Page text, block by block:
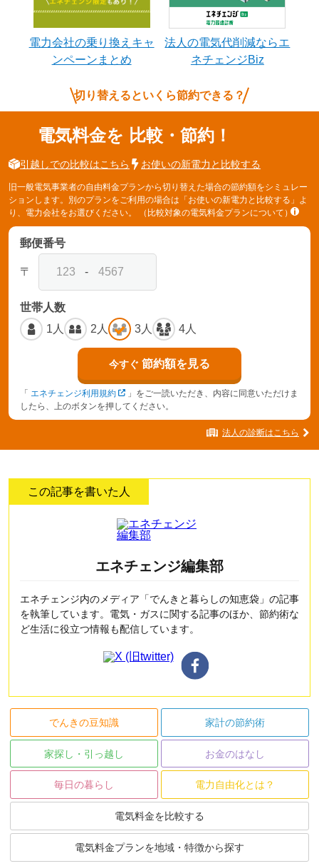
電力会社の乗り換えキャ
ンペーンまとめ
法人の電気代削減ならエ
ネチェンジBiz
切り替えるといくら節約できる？
電気料金を 比較・節約！
引越しでの比較はこちら お使いの新電力と比較する
旧一般電気事業者の自由料金プランから切り替えた場合の節約額をシミュレー
ションします。別のプランをご利用の場合は「お使いの新電力と比較する」よ
り、電力会社をお選びください。
（比較対象の電気料金プランについて）
郵便番号
〒 -
世帯人数
1人
2人 3人 4人
今すぐ 節約額を見る
「 エネチェンジ利用規約
」をご一読いただき、内容に同意いただけま
したら、上のボタンを押してください。
法人の診断はこちら
この記事を書いた人
エネチェンジ編集部
エネチェンジ内のメディア「でんきと暮らしの知恵袋」の記事
を執筆しています。電気・ガスに関する記事のほか、節約術な
ど生活に役立つ情報も配信しています。
でんきの豆知識 家計の節約術
家探し・引っ越し お金のはなし
毎日の暮らし 電力自由化とは？
電気料金を比較する
電気料金プランを地域・特徴から探す